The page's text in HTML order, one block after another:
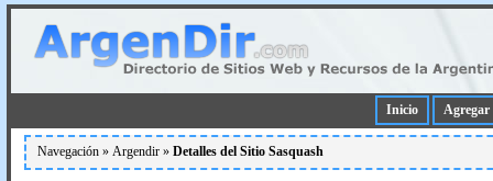
Inicio Agregar
Navegación » Argendir » Detalles del Sitio Sasquash